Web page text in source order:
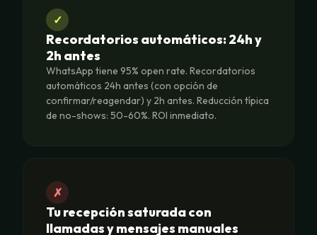
✓
Recordatorios automáticos: 24h y
2h antes
WhatsApp tiene 95% open rate. Recordatorios
automáticos 24h antes (con opción de
confirmar/reagendar) y 2h antes. Reducción típica
de no-shows: 50-60%. ROI inmediato.
✗
Tu recepción saturada con
llamadas y mensajes manuales